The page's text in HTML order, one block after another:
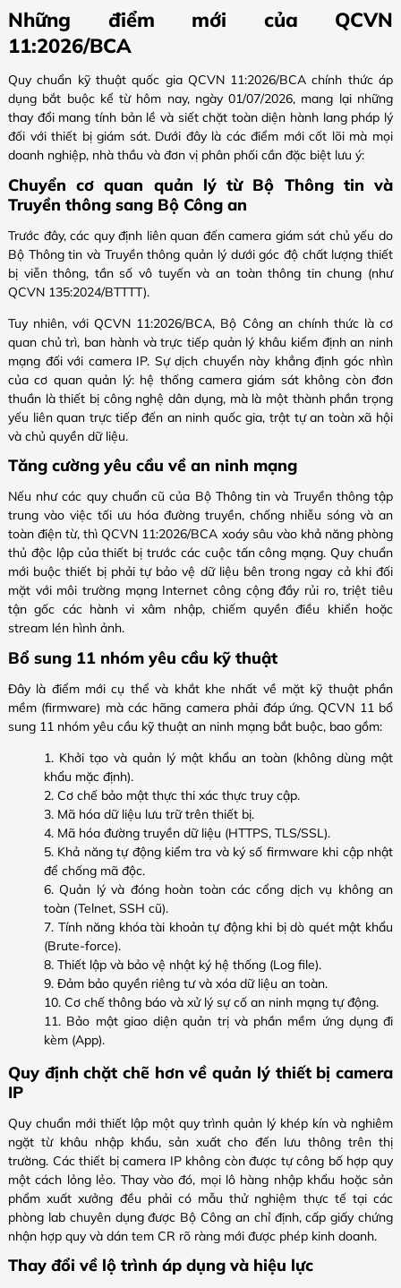
Những điểm mới của QCVN
11:2026/BCA
Quy chuẩn kỹ thuật quốc gia QCVN 11:2026/BCA chính thức áp
dụng bắt buộc kể từ hôm nay, ngày 01/07/2026, mang lại những
thay đổi mang tính bản lề và siết chặt toàn diện hành lang pháp lý
đối với thiết bị giám sát. Dưới đây là các điểm mới cốt lõi mà mọi
doanh nghiệp, nhà thầu và đơn vị phân phối cần đặc biệt lưu ý:
Chuyển cơ quan quản lý từ Bộ Thông tin và
Truyền thông sang Bộ Công an
Trước đây, các quy định liên quan đến camera giám sát chủ yếu do
Bộ Thông tin và Truyền thông quản lý dưới góc độ chất lượng thiết
bị viễn thông, tần số vô tuyến và an toàn thông tin chung (như
QCVN 135:2024/BTTTT).
Tuy nhiên, với QCVN 11:2026/BCA, Bộ Công an chính thức là cơ
quan chủ trì, ban hành và trực tiếp quản lý khâu kiểm định an ninh
mạng đối với camera IP. Sự dịch chuyển này khẳng định góc nhìn
của cơ quan quản lý: hệ thống camera giám sát không còn đơn
thuần là thiết bị công nghệ dân dụng, mà là một thành phần trọng
yếu liên quan trực tiếp đến an ninh quốc gia, trật tự an toàn xã hội
và chủ quyền dữ liệu.
Tăng cường yêu cầu về an ninh mạng
Nếu như các quy chuẩn cũ của Bộ Thông tin và Truyền thông tập
trung vào việc tối ưu hóa đường truyền, chống nhiễu sóng và an
toàn điện từ, thì QCVN 11:2026/BCA xoáy sâu vào khả năng phòng
thủ độc lập của thiết bị trước các cuộc tấn công mạng. Quy chuẩn
mới buộc thiết bị phải tự bảo vệ dữ liệu bên trong ngay cả khi đối
mặt với môi trường mạng Internet công cộng đầy rủi ro, triệt tiêu
tận gốc các hành vi xâm nhập, chiếm quyền điều khiển hoặc
stream lén hình ảnh.
Bổ sung 11 nhóm yêu cầu kỹ thuật
Đây là điểm mới cụ thể và khắt khe nhất về mặt kỹ thuật phần
mềm (firmware) mà các hãng camera phải đáp ứng. QCVN 11 bổ
sung 11 nhóm yêu cầu kỹ thuật an ninh mạng bắt buộc, bao gồm:
Khởi tạo và quản lý mật khẩu an toàn (không dùng mật
khẩu mặc định).
Cơ chế bảo mật thực thi xác thực truy cập.
Mã hóa dữ liệu lưu trữ trên thiết bị.
Mã hóa đường truyền dữ liệu (HTTPS, TLS/SSL).
Khả năng tự động kiểm tra và ký số firmware khi cập nhật
để chống mã độc.
Quản lý và đóng hoàn toàn các cổng dịch vụ không an
toàn (Telnet, SSH cũ).
Tính năng khóa tài khoản tự động khi bị dò quét mật khẩu
(Brute-force).
Thiết lập và bảo vệ nhật ký hệ thống (Log file).
Đảm bảo quyền riêng tư và xóa dữ liệu an toàn.
Cơ chế thông báo và xử lý sự cố an ninh mạng tự động.
Bảo mật giao diện quản trị và phần mềm ứng dụng đi
kèm (App).
Quy định chặt chẽ hơn về quản lý thiết bị camera
IP
Quy chuẩn mới thiết lập một quy trình quản lý khép kín và nghiêm
ngặt từ khâu nhập khẩu, sản xuất cho đến lưu thông trên thị
trường. Các thiết bị camera IP không còn được tự công bố hợp quy
một cách lỏng lẻo. Thay vào đó, mọi lô hàng nhập khẩu hoặc sản
phẩm xuất xưởng đều phải có mẫu thử nghiệm thực tế tại các
phòng lab chuyên dụng được Bộ Công an chỉ định, cấp giấy chứng
nhận hợp quy và dán tem CR rõ ràng mới được phép kinh doanh.
Thay đổi về lộ trình áp dụng và hiệu lực